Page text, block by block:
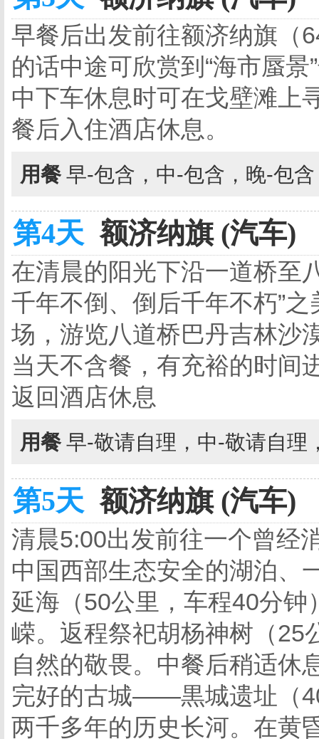
早餐后出发前往额济纳旗（
的话中途可欣赏到“海市蜃
中下车休息时可在戈壁滩上
餐后入住酒店休息。
用餐 早-包含，中-包含，晚-包
第4天 额济纳旗 (汽车)
在清晨的阳光下沿一道桥至
千年不倒、倒后千年不朽”
场，游览八道桥巴丹吉林沙
当天不含餐，有充裕的时间
返回酒店休息
用餐 早-敬请自理，中-敬请自理
第5天 额济纳旗 (汽车)
清晨5:00出发前往一个曾经
中国西部生态安全的湖泊
延海（50公里，车程40分
嵘。返程祭祀胡杨神树（25
自然的敬畏。中餐后稍适休
完好的古城——黒城遗址（
两千多年的历史长河。在黄